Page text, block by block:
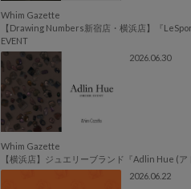
Whim Gazette
【Drawing Numbers新宿店・横浜店】『
EVENT
2026.06.30
Whim Gazette
【横浜店】ジュエリーブランド『Adlin Hue (ア
2026.06.22